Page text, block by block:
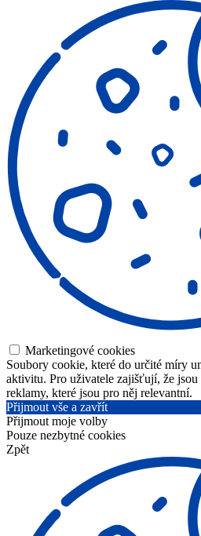
Marketingové cookies
Soubory cookie, které do určité míry
aktivitu. Pro uživatele zajišťují, že jsou
reklamy, které jsou pro něj relevantní.
Přijmout vše a zavřít
Přijmout moje volby
Pouze nezbytné cookies
Zpět